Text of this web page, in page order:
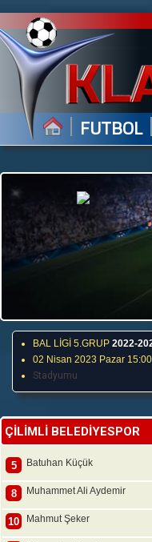
| FUTBOL |
BAL LİGİ 5.GRUP 2022-
02 Nisan 2023 Pazar 15:00
Stadyumu
ÇİLİMLİ BELEDİYESPOR
5 Batuhan Küçük
8 Muhammet Ali Aydemir
10 Mahmut Şeker